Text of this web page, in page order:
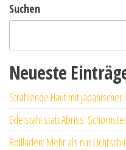
Suchen
Neueste
Strahlende Haut mit
Edelstahl statt Abriss:
Rollläden: Mehr als nur